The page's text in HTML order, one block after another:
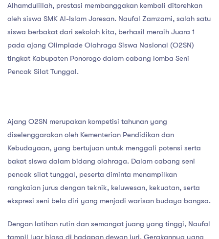
Alhamdulillah, prestasi membanggakan kembali ditorehkan
oleh siswa SMK Al-Islam Joresan. Naufal Zamzami, salah satu
siswa berbakat dari sekolah kita, berhasil meraih Juara 1
pada ajang Olimpiade Olahraga Siswa Nasional (O2SN)
tingkat Kabupaten Ponorogo dalam cabang lomba Seni
Pencak Silat Tunggal.
Ajang O2SN merupakan kompetisi tahunan yang
diselenggarakan oleh Kementerian Pendidikan dan
Kebudayaan, yang bertujuan untuk menggali potensi serta
bakat siswa dalam bidang olahraga. Dalam cabang seni
pencak silat tunggal, peserta diminta menampilkan
rangkaian jurus dengan teknik, keluwesan, kekuatan, serta
ekspresi seni bela diri yang menjadi warisan budaya bangsa.
Dengan latihan rutin dan semangat juang yang tinggi, Naufal
tampil luar biasa di hadapan dewan juri. Gerakannya yang